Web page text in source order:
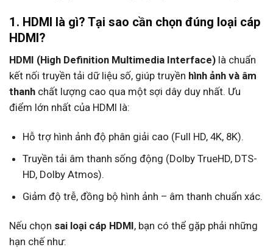
1. HDMI là gì? Tại sao cần chọn đúng loại cáp
HDMI?
HDMI (High Definition Multimedia Interface) là chuẩn
kết nối truyền tải dữ liệu số, giúp truyền hình ảnh và âm
thanh chất lượng cao qua một sợi dây duy nhất. Ưu
điểm lớn nhất của HDMI là:
Hỗ trợ hình ảnh độ phân giải cao (Full HD, 4K, 8K).
Truyền tải âm thanh sống động (Dolby TrueHD, DTS-
HD, Dolby Atmos).
Giảm độ trễ, đồng bộ hình ảnh – âm thanh chuẩn xác.
Nếu chọn sai loại cáp HDMI, bạn có thể gặp phải những
hạn chế như: